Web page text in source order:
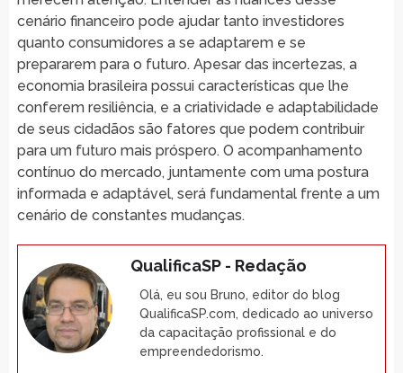
cenário financeiro pode ajudar tanto investidores
quanto consumidores a se adaptarem e se
prepararem para o futuro. Apesar das incertezas, a
economia brasileira possui características que lhe
conferem resiliência, e a criatividade e adaptabilidade
de seus cidadãos são fatores que podem contribuir
para um futuro mais próspero. O acompanhamento
contínuo do mercado, juntamente com uma postura
informada e adaptável, será fundamental frente a um
cenário de constantes mudanças.
QualificaSP - Redação
Olá, eu sou Bruno, editor do blog
QualificaSP.com, dedicado ao universo
da capacitação profissional e do
empreendedorismo.